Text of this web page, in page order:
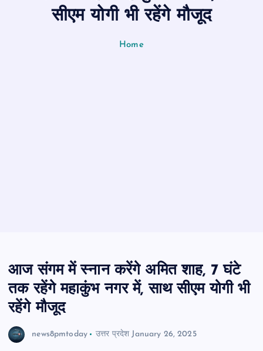
सीएम योगी भी रहेंगे मौजूद
Home
आज संगम में स्नान करेंगे अमित शाह, 7 घंटे
तक रहेंगे महाकुंभ नगर में, साथ सीएम योगी भी
रहेंगे मौजूद
news8pmtoday उत्तर प्रदेश January 26, 2025